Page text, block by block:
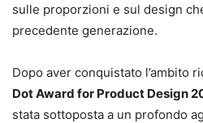
sulle proporzioni e sul design
precedente generazione.
Dopo aver conquistato l’ambito
Dot Award for Product Design
stata sottoposta a un profondo